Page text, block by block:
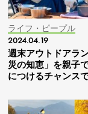
ライフ・ピープル
2024.04.19
週末アウトドアラ
災の知恵」を親子
につけるチャンス